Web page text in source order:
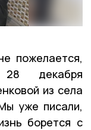
пожелается,
декабря
из села
уже писали,
борется с